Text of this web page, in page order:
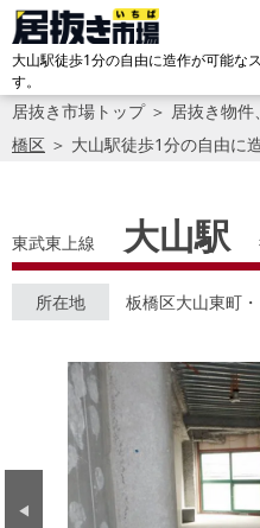
大山駅徒歩1分の自由に造作が可能な
す。
居抜き市場トップ＞ 居抜き物件
橋区 ＞ 大山駅徒歩1分の自由に
東武東上線 大山駅
所在地 板橋区大山東町
Previous